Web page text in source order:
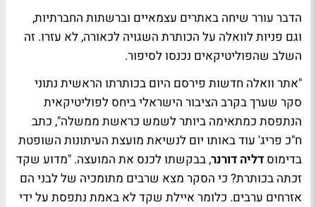
הדבר עורר שיחה באתרים עצמאיים וברשתות החברתיות,
וגם פניות לוואלה על הכותרת השגויה לכאורה, לא עזרו. זה
השלב שהפוליטיקאים נכנסו לסיפור.
"אתר וואלה חדשות פירסם היום בכותרתו הראשית נתוני
סקר שערך בקרב הציבור הישראלי ביחס לפוליטיקאית
הנתפסת כמתאימה ביותר לשמש כראשת ממשלה", כתב
ח"כ פריג' עוד באותו יום לנשיאת מועצת העיתונות השופטת
בדימוס דליה דורנר, בבקשתו לכנס את המועצה. "מדוע שקד
זכתה בכותרת? כי הסקר מצא שרבים מתומכיה של לבני הם
אזרחים ערבים. כלומר איילת שקד לא באמת נתפסת על ידי